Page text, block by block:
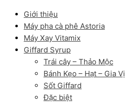
Giới thiệu
Máy pha cà phê Astoria
Máy Xay Vitamix
Giffard Syrup
Trái cây – Thảo Mộc
Bánh Kẹo – Hạt – Gia Vị
Sốt Giffard
Đặc biệt